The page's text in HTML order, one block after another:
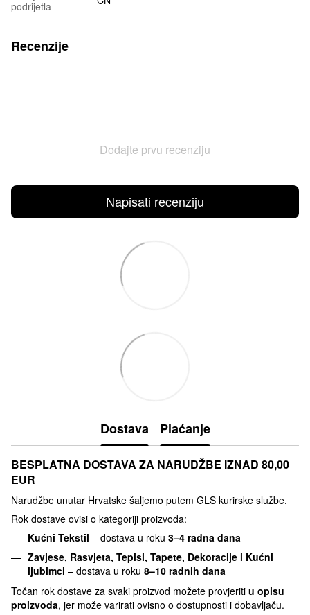
podrijetla
Recenzije
Dodajte prvu recenziju
Napisati recenziju
Dostava Plaćanje
BESPLATNA DOSTAVA ZA NARUDŽBE IZNAD 80,00
EUR
Narudžbe unutar Hrvatske šaljemo putem GLS kurirske službe.
Rok dostave ovisi o kategoriji proizvoda:
Kućni Tekstil – dostava u roku 3–4 radna dana
Zavjese, Rasvjeta, Tepisi, Tapete, Dekoracije i Kućni
ljubimci – dostava u roku 8–10 radnih dana
Točan rok dostave za svaki proizvod možete provjeriti u opisu
proizvoda, jer može varirati ovisno o dostupnosti i dobavljaču.